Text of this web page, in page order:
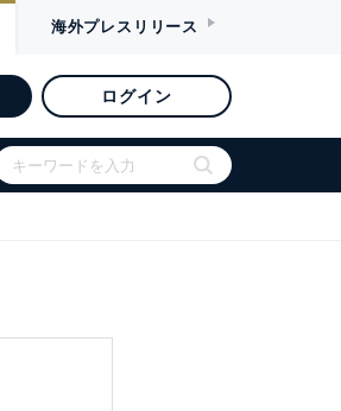
海外プレスリリース
ログイン